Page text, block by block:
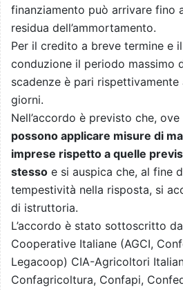
finanziamento può arrivare fino
residua dell’ammortamento.
Per il credito a breve termine e
conduzione il periodo massimo
scadenze è pari
giorni.
Nell’accordo è previsto che,
possono applicare misure di
imprese rispetto a quelle
stesso e si auspica che, al fine
tempestività nella risposta, si
di istruttoria.
L’accordo è stato sottoscritto
Cooperative Italiane (AGCI,
Legacoop) CIA-Agricoltori
Confagricoltura, Confapi,